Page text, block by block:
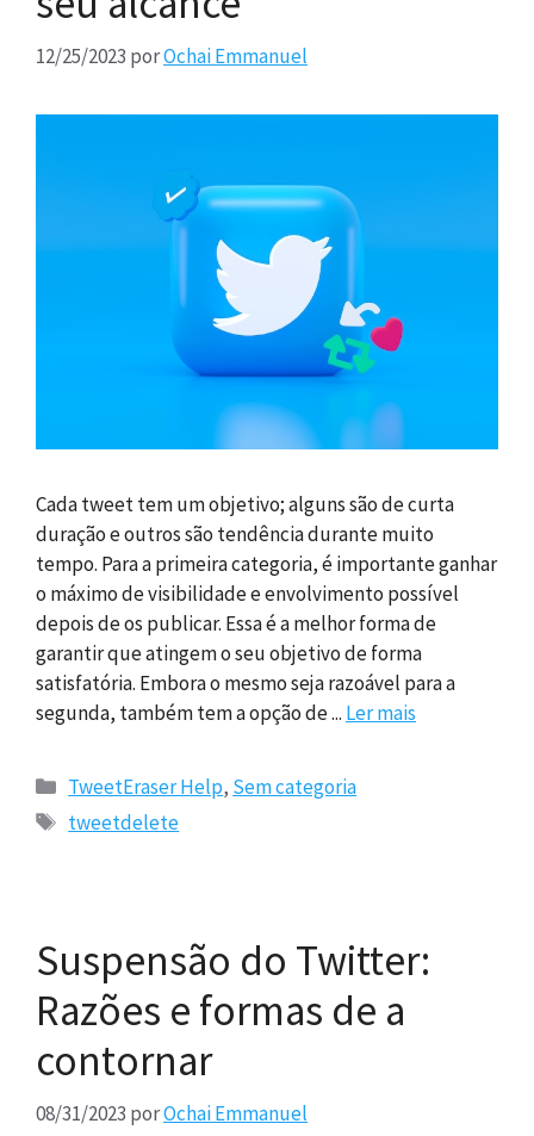
12/25/2023 porOchai Emmanuel
Cada tweet tem um objetivo; alguns são de curta
duração e outros são tendência durante muito
tempo. Para a primeira categoria, é importante ganhar
o máximo de visibilidade e envolvimento possível
depois de os publicar. Essa é a melhor forma de
garantir que atingem o seu objetivo de forma
satisfatória. Embora o mesmo seja razoável para a
segunda, também tem a opção de ... Ler mais
Categorias
TweetEraser Help, Sem categoria
Etiquetas
tweetdelete
Suspensão do Twitter:
Razões e formas de a
contornar
08/31/2023 porOchai Emmanuel